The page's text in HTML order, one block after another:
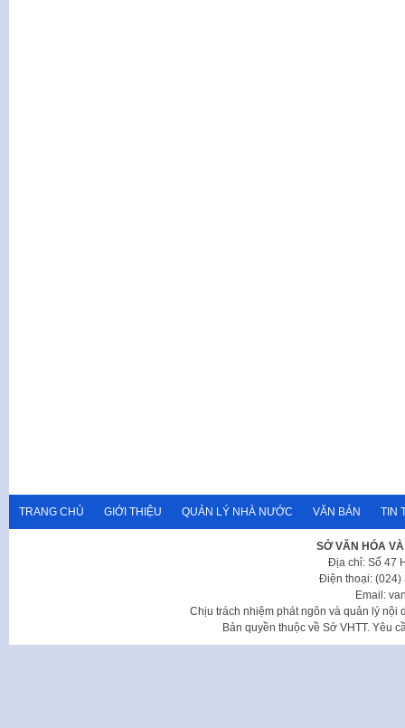
TRANG CHỦ GIỚI THIỆU QUẢN LÝ NHÀ NƯỚC VĂN BẢN TIN
SỞ VĂN HÓA
Địa chỉ: Số 47
Điện thoại: (024)
Email:
Chịu trách nhiệm phát ngôn và quản lý nội
Bản quyền thuộc về Sở VHTT. Yêu